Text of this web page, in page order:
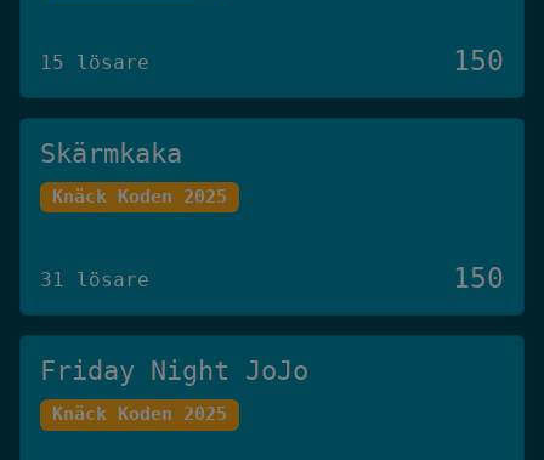
15 lösare 150
Skärmkaka
Knäck Koden 2025
31 lösare 150
Friday Night JoJo
Knäck Koden 2025